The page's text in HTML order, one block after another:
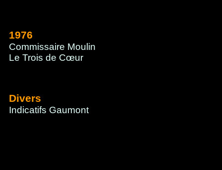
1976
Commissaire Moulin
Le Trois de Cœur
Divers
Indicatifs Gaumont